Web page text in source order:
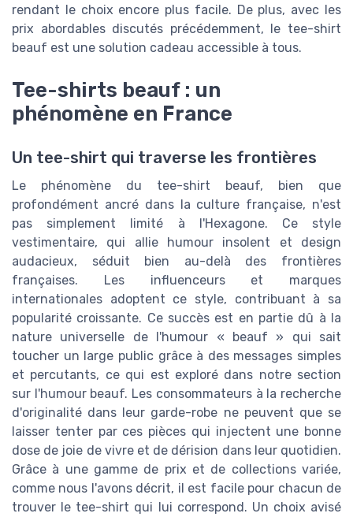
rendant le choix encore plus facile. De plus, avec les
prix abordables discutés précédemment, le tee-shirt
beauf est une solution cadeau accessible à tous.
Tee-shirts beauf : un
phénomène en France
Un tee-shirt qui traverse les frontières
Le phénomène du tee-shirt beauf, bien que
profondément ancré dans la culture française, n'est
pas simplement limité à l'Hexagone. Ce style
vestimentaire, qui allie humour insolent et design
audacieux, séduit bien au-delà des frontières
françaises. Les influenceurs et marques
internationales adoptent ce style, contribuant à sa
popularité croissante. Ce succès est en partie dû à la
nature universelle de l'humour « beauf » qui sait
toucher un large public grâce à des messages simples
et percutants, ce qui est exploré dans notre section
sur l'humour beauf. Les consommateurs à la recherche
d'originalité dans leur garde-robe ne peuvent que se
laisser tenter par ces pièces qui injectent une bonne
dose de joie de vivre et de dérision dans leur quotidien.
Grâce à une gamme de prix et de collections variée,
comme nous l'avons décrit, il est facile pour chacun de
trouver le tee-shirt qui lui correspond. Un choix avisé